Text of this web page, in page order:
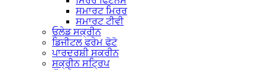
ਸਮਾਰਟ ਮਿਰਰ
ਸਮਾਰਟ ਟੀਵੀ
ਓਲੇਡ ਸਕ੍ਰੀਨ
ਡਿਜੀਟਲ ਫਰੇਮ ਫੋਟੋ
ਪਾਰਦਰਸ਼ੀ ਸਕਰੀਨ
ਸਕ੍ਰੀਨ ਸਟ੍ਰਿਪ